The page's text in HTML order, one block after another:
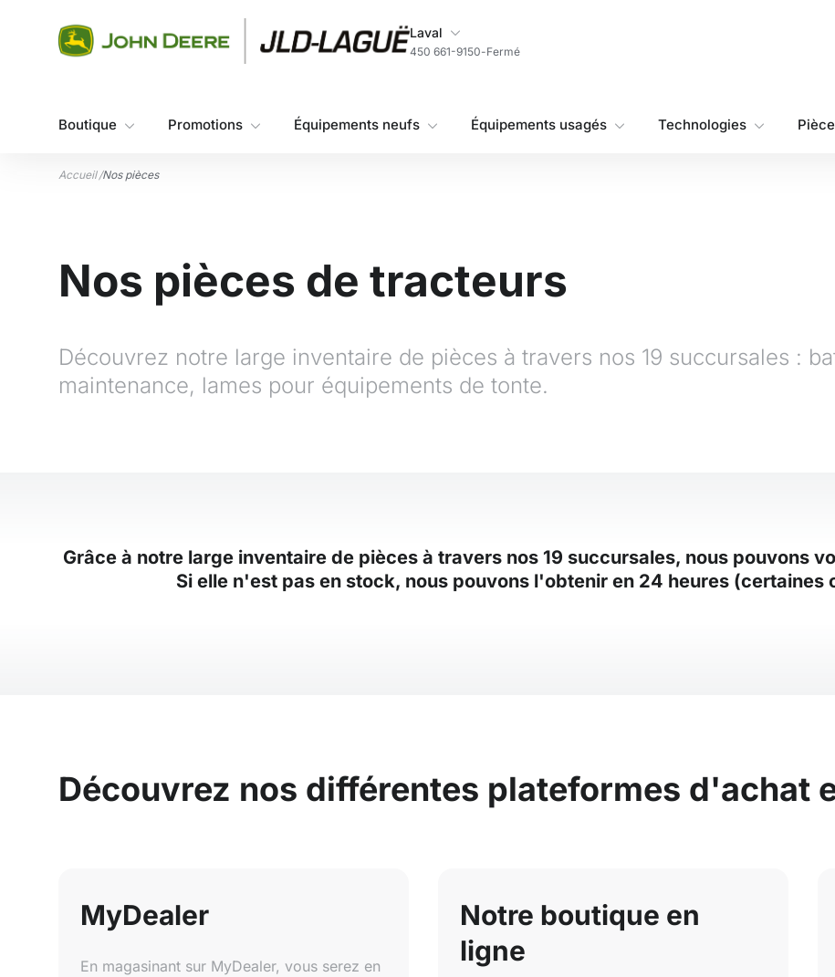
Ma succursale
Laval
450 661-9150-Fermé
Boutique Promotions Équipements neufs Équipements usagés Technologies
Accueil /Nos pièces
Nos pièces de tracteurs
Découvrez notre large inventaire de pièces à travers nos 19 succursales :
maintenance, lames pour équipements de tonte.
Grâce à notre large inventaire de pièces à travers nos 19 succursales, nous pouvons
Si elle n'est pas en stock, nous pouvons l'obtenir en 24 heures
Découvrez nos différentes plateformes d'achat
MyDealer
En magasinant sur MyDealer, vous serez en
Notre boutique en
ligne